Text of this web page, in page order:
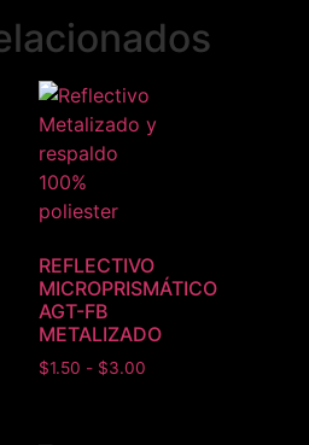
REFLECTIVO
MICROPRISMÁTICO
AGT-FB
METALIZADO
$1.50 - $3.00